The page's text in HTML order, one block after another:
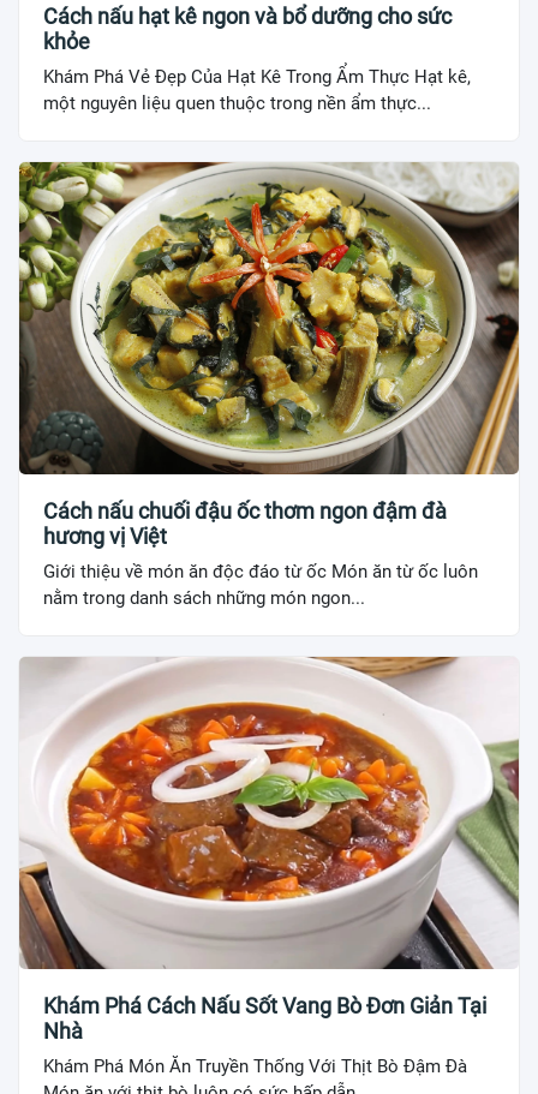
Cách nấu hạt kê ngon và bổ dưỡng cho sức
khỏe
Khám Phá Vẻ Đẹp Của Hạt Kê Trong Ẩm Thực Hạt kê,
một nguyên liệu quen thuộc trong nền ẩm thực...
Cách nấu chuối đậu ốc thơm ngon đậm đà
hương vị Việt
Giới thiệu về món ăn độc đáo từ ốc Món ăn từ ốc luôn
nằm trong danh sách những món ngon...
Khám Phá Cách Nấu Sốt Vang Bò Đơn Giản Tại
Nhà
Khám Phá Món Ăn Truyền Thống Với Thịt Bò Đậm Đà